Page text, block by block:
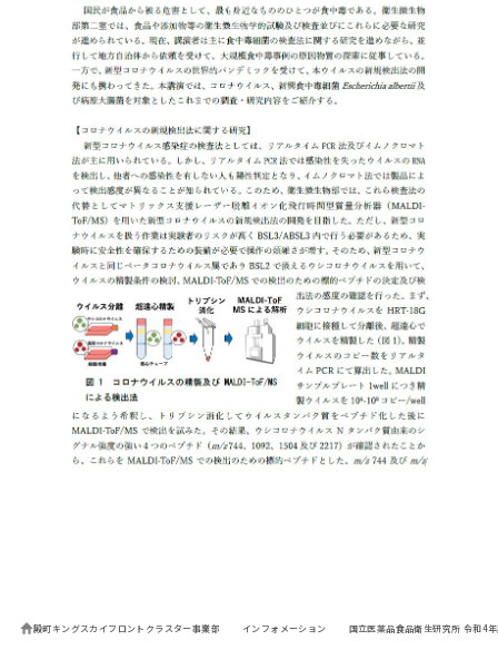
殿町キングスカイフロントクラスター事業部 インフォメーション 国立医薬品食品衛生研究所 令和4